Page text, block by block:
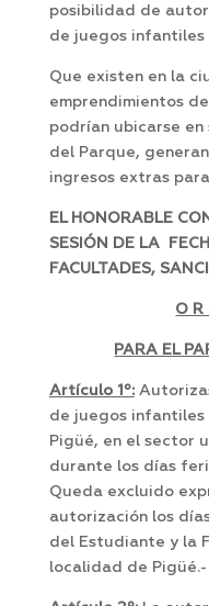
posibilidad de
de juegos infantiles
Que existen en la
emprendimientos
podrían ubicarse
del Parque,
ingresos extras
EL HONORABLE
SESIÓN DE LA
FACULTADES,
O R
PARA EL
Artículo 1º:
de juegos infantiles
Pigüé, en el sector
durante los días
Queda excluido
autorización los
del Estudiante y la
localidad de Pigüé.-